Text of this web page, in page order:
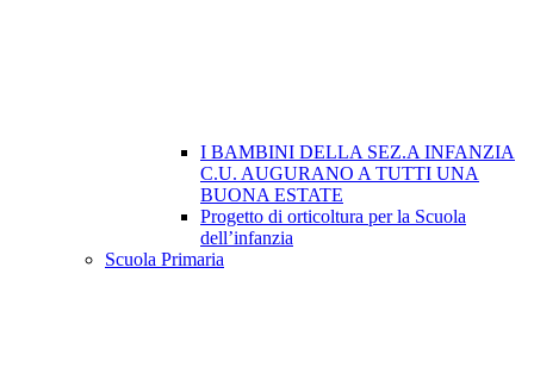
I BAMBINI DELLA SEZ.A INFANZIA
C.U. AUGURANO A TUTTI UNA
BUONA ESTATE
Progetto di orticoltura per la Scuola
dell’infanzia
Scuola Primaria